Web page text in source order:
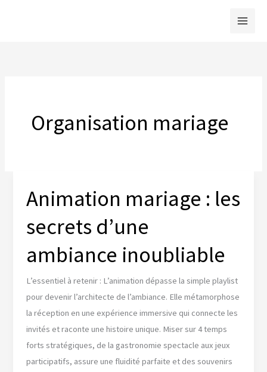
Organisation mariage
Animation mariage : les
secrets d’une
ambiance inoubliable
L’essentiel à retenir : L’animation dépasse la simple playlist
pour devenir l’architecte de l’ambiance. Elle métamorphose
la réception en une expérience immersive qui connecte les
invités et raconte une histoire unique. Miser sur 4 temps
forts stratégiques, de la gastronomie spectacle aux jeux
participatifs, assure une fluidité parfaite et des souvenirs